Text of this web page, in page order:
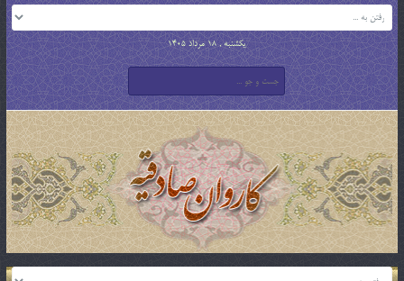
یکشنبه , 18 مرداد 1405